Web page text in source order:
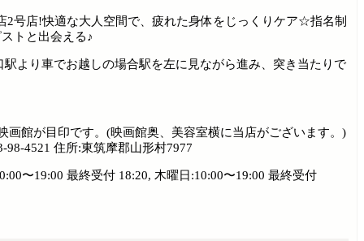
2号店!快適な大人空間で、疲れた身体をじっくりケア☆指名制
トと出会える♪
より車でお越しの場合駅を左に見ながら進み、突き当たりで
館が目印です。(映画館奥、美容室横に当店がございます。)
4521 住所:東筑摩郡山形村7977
〜19:00 最終受付 18:20, 木曜日:10:00〜19:00 最終受付